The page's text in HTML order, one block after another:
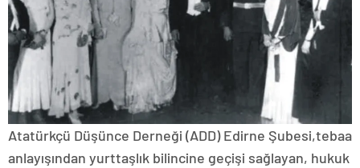
Atatürkçü Düşünce Derneği (ADD) Edirne Şubesi,tebaa
anlayışından yurttaşlık bilincine geçişi sağlayan, hukuk